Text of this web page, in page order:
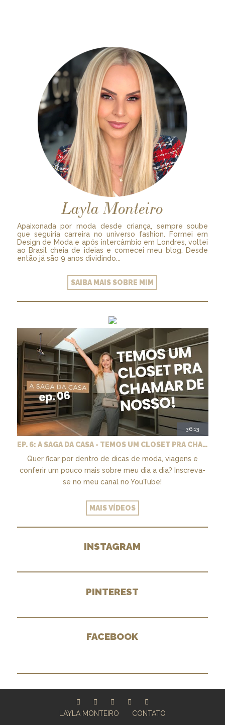
Layla Monteiro
Apaixonada por moda desde criança, sempre soube
que seguiria carreira no universo fashion. Formei em
Design de Moda e após intercâmbio em Londres, voltei
ao Brasil cheia de ideias e comecei meu blog. Desde
então já são 9 anos dividindo...
SAIBA MAIS SOBRE MIM
36:13
EP. 6: A SAGA DA CASA - TEMOS UM CLOSET PRA CHAMAR DE NOSSO + MARCENARIA E PAISAGISMO
Quer ficar por dentro de dicas de moda, viagens e
conferir um pouco mais sobre meu dia a dia? Inscreva-
se no meu canal no YouTube!
MAIS VÍDEOS
INSTAGRAM
PINTEREST
FACEBOOK
LAYLA MONTEIRO CONTATO